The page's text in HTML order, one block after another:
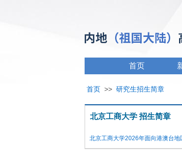
首页
首页 >> 研究生招生简章
北京工商大学 招生简章
北京工商大学2026年面向港澳台